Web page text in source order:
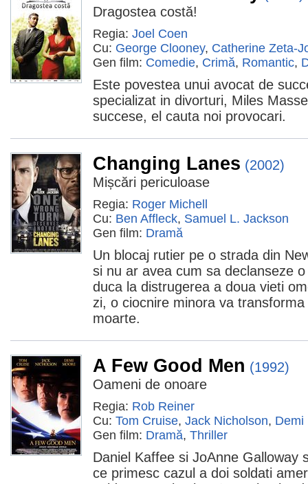
Dragostea costă!
Regia: Joel Coen
Cu: George Clooney, Catherine Zeta-
Gen film: Comedie, Crimă, Romantic,
Este povestea unui avocat de
specializat in divorturi, Miles
succese, el cauta noi provocari.
Changing Lanes (2002)
Mișcări periculoase
Regia: Roger Michell
Cu: Ben Affleck, Samuel L. Jackson
Gen film: Dramă
Un blocaj rutier pe o strada din
si nu ar avea cum sa declanseze
duca la distrugerea a doua vieti
zi, o ciocnire minora va
moarte.
A Few Good Men (1992)
Oameni de onoare
Regia: Rob Reiner
Cu: Tom Cruise, Jack Nicholson, Demi
Gen film: Dramă, Thriller
Daniel Kaffee si JoAnne Galloway
ce primesc cazul a doi soldati